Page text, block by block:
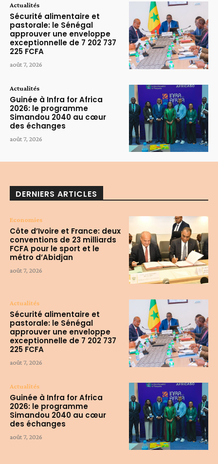
Actualités
Sécurité alimentaire et
pastorale: le Sénégal
approuver une enveloppe
exceptionnelle de 7 202 737
225 FCFA
août 7, 2026
Actualités
Guinée à Infra for Africa
2026: le programme
Simandou 2040 au cœur
des échanges
août 7, 2026
DERNIERS ARTICLES
Economies
Côte d’Ivoire et France: deux
conventions de 23 milliards
FCFA pour le sport et le
métro d’Abidjan
août 7, 2026
Actualités
Sécurité alimentaire et
pastorale: le Sénégal
approuver une enveloppe
exceptionnelle de 7 202 737
225 FCFA
août 7, 2026
Actualités
Guinée à Infra for Africa
2026: le programme
Simandou 2040 au cœur
des échanges
août 7, 2026